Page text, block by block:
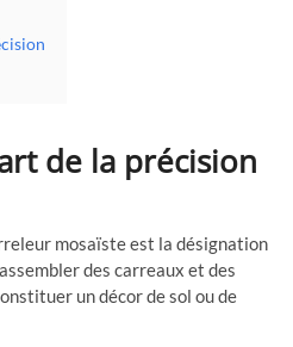
de la précision
mosaïste est la désignation
des carreaux et des
un décor de sol ou de